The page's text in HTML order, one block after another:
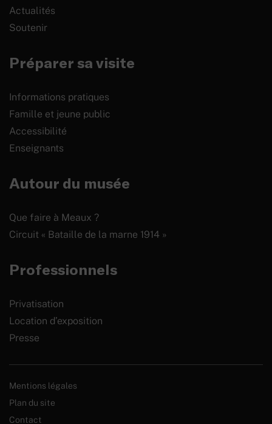
Actualités
Soutenir
Préparer sa visite
Informations pratiques
Famille et jeune public
Accessibilité
Enseignants
Autour du musée
Que faire à Meaux ?
Circuit « Bataille de la marne 1914 »
Professionnels
Privatisation
Location d’exposition
Presse
Mentions légales
Plan du site
Contact